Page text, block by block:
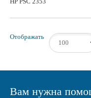
Отображать
Вам нужна